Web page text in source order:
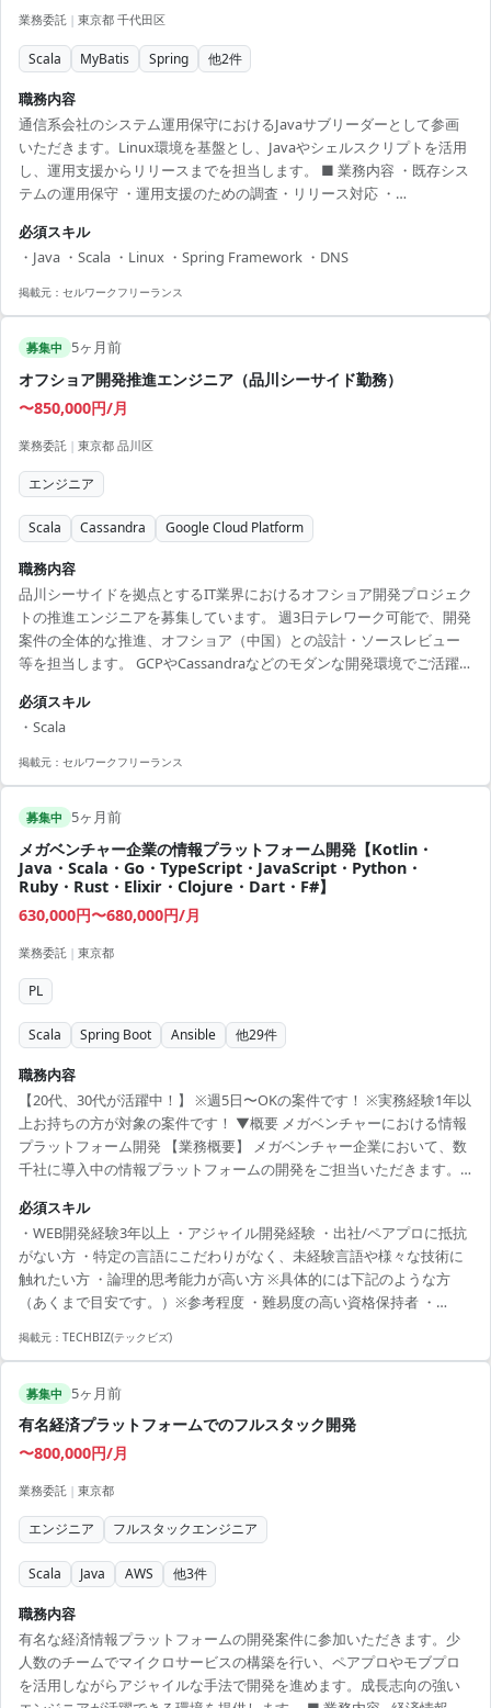
業務委託 | 東京都 千代田区
Scala MyBatis Spring 他2件
職務内容
通信系会社のシステム運用保守におけるJavaサブリーダーとして参画
いただきます。Linux環境を基盤とし、Javaやシェルスクリプトを活用
し、運用支援からリリースまでを担当します。 ■ 業務内容 ・既存シス
テムの運用保守 ・運用支援のための調査・リリース対応 ・
（2~3名以上） 【アピールポイント】 ・通信業界のリーディングカン
パニーでの経験 ・リモート勤務を取り入れた柔軟な働き方 ・新技術の
活用に積極的な環境 ・LinuxおよびJavaの専門性を活かせる ・サブリ
必須スキル
・Java ・Scala ・Linux ・Spring Framework ・DNS
掲載元： セルワークフリーランス
募集中 5ヶ月前
オフショア開発推進エンジニア（品川シーサイド勤務）
〜850,000円/月
業務委託 | 東京都 品川区
エンジニア
Scala Cassandra Google Cloud Platform
職務内容
品川シーサイドを拠点とするIT業界におけるオフショア開発プロジェク
トの推進エンジニアを募集しています。 週3日テレワーク可能で、開発
案件の全体的な推進、オフショア（中国）との設計・ソースレビュー
等を担当します。 GCPやCassandraなどのモダンな開発環境でご活躍
ューを通して国際経験を積むことができる ・最新のクラウド技術環境
（GCP）でスキルを磨くチャンス ・品川シーサイドでの勤務でアクセ
ス良好
必須スキル
・Scala
掲載元： セルワークフリーランス
募集中 5ヶ月前
メガベンチャー企業の情報プラットフォーム開発【Kotlin・
Java・Scala・Go・TypeScript・JavaScript・Python・
Ruby・Rust・Elixir・Clojure・Dart・F#】
630,000円〜680,000円/月
業務委託 | 東京都
PL
Scala Spring Boot Ansible 他29件
職務内容
【20代、30代が活躍中！】 ※週5日〜OKの案件です！ ※実務経験1年以
上お持ちの方が対象の案件です！ ▼概要 メガベンチャーにおける情報
プラットフォーム開発 【業務概要】 メガベンチャー企業において、数
千社に導入中の情報プラットフォームの開発をご担当いただきます。
チームが20チーム程ございます。 バック/フロント/インフラでチーム
は分けず、基本的には各チームで一貫して担当いたします。 開発手法
はXPをベースとしたアジャイル開発で、ペアプログラミングを中心に
進行します。 組織構造は、全員フラットで25～35歳がメインの体制
で、 各チームに幅広い権限が委譲...
必須スキル
・WEB開発経験3年以上 ・アジャイル開発経験 ・出社/ペアプロに抵抗
がない方 ・特定の言語にこだわりがなく、未経験言語や様々な技術に
触れたい方 ・論理的思考能力が高い方 ※具体的には下記のような方
（あくまで目安です。）※参考程度 ・難易度の高い資格保持者 ・
ど一定の採用基準以上の企業での就業経験者 【論理的思考力につい
ます。 また、扱う技術領域が非常に幅広いことからも、 「潜在的な論
理思考力」および「変化を歓迎できる吸収力」を非常に重要視してい
掲載元： TECHBIZ(テックビズ)
募集中 5ヶ月前
有名経済プラットフォームでのフルスタック開発
〜800,000円/月
業務委託 | 東京都
エンジニア フルスタックエンジニア
Scala Java AWS 他3件
職務内容
有名な経済情報プラットフォームの開発案件に参加いただきます。少
人数のチームでマイクロサービスの構築を行い、ペアプロやモブプロ
を活用しながらアジャイルな手法で開発を進めます。成長志向の強い